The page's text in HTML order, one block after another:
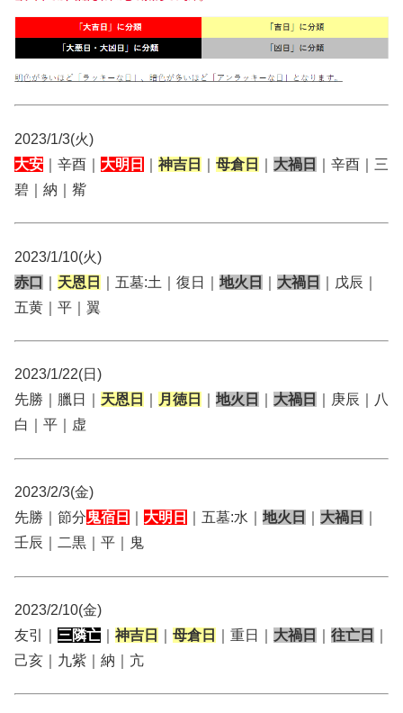
2023/1/3(火)
大安 ｜辛酉｜ 大明日 神吉日 母倉日 大禍日
｜辛酉｜三
碧｜納｜觜
2023/1/10(火)
赤口
天恩日 ｜五墓:土｜復日｜ 地火日 大禍日
｜戊辰｜
五黄｜平｜翼
2023/1/22(日)
先勝｜臘日｜ 天恩日 月徳日 地火日 大禍日
｜庚辰｜八
白｜平｜虚
2023/2/3(金)
先勝｜節分鬼宿日 大明日 ｜五墓:水｜ 地火日 大禍日
壬辰｜二黒｜平｜鬼
2023/2/10(金)
友引｜ 三隣亡 神吉日 母倉日 ｜重日｜ 大禍日 往亡日
己亥｜九紫｜納｜亢